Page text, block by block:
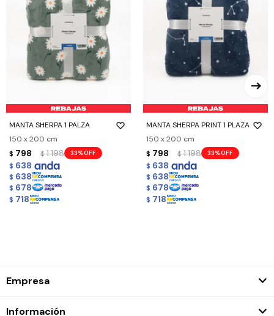
MANTA SHERPA 1 PALZA
150 x 200 cm
$ 798 $ 1.198 33
$ 638
$ 638
$ 678
$ 718
MANTA SHERPA PRINT 1 PLAZA
150 x 200 cm
$ 798 $ 1.198 33
$ 638
$ 638
$ 678
$ 718
Empresa
Información